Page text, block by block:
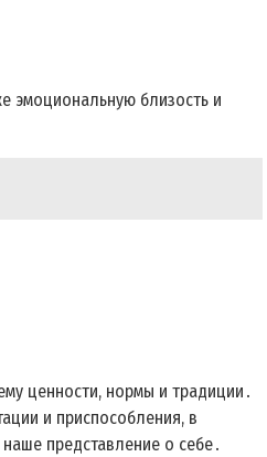
эмоциональную близость и
ценности, нормы и традиции․
и приспособления, в
представление о себе․